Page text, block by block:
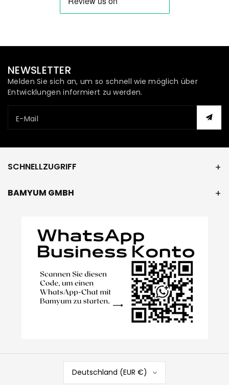
NEWSLETTER
Melden Sie sich an, um so schnell wie möglich über
Entwicklungen informiert zu werden.
E-Mail
SCHNELLZUGRIFF
BAMYUM GMBH
Deutschland (EUR €)